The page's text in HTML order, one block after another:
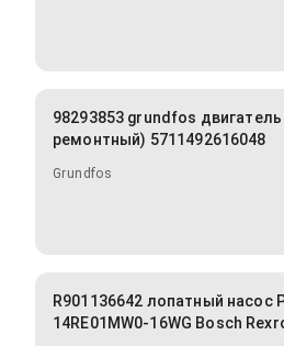
98293853 grundfos
ремонтный) 5711492616048
Grundfos
R901136642 лопатный насос
14RE01MW0-16WG Bosch